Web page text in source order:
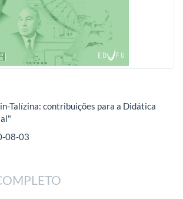
Talízina: contribuições para a Didática
08-03